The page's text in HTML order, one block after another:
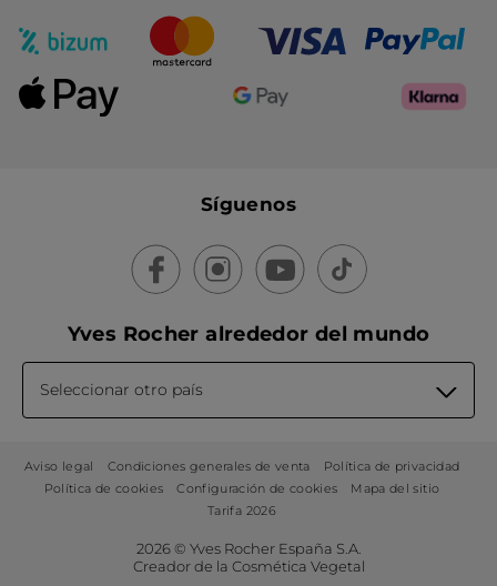
Síguenos
Yves Rocher alrededor del mundo
Seleccionar otro país
Aviso legal Condiciones generales de venta
Política de privacidad
Política de cookies
Configuración de cookies
Mapa del sitio
Tarifa 2026
2026 © Yves Rocher España S.A.
Creador de la Cosmética Vegetal